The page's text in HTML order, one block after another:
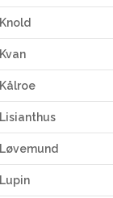
Knold
Kvan
Kålroe
Lisianthus
Løvemund
Lupin